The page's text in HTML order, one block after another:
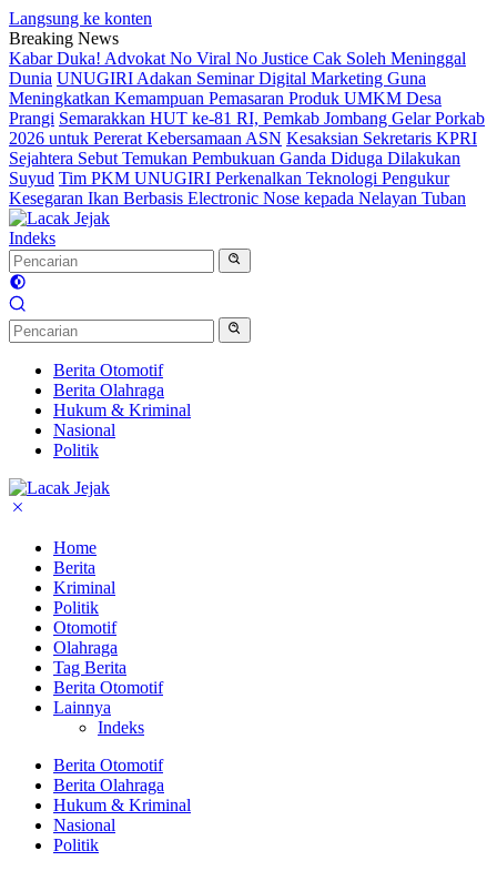
Langsung ke konten
Breaking News
Kabar Duka! Advokat No Viral No Justice Cak Soleh Meninggal
Dunia UNUGIRI Adakan Seminar Digital Marketing Guna
Meningkatkan Kemampuan Pemasaran Produk UMKM Desa
Prangi Semarakkan HUT ke-81 RI, Pemkab Jombang Gelar Porkab
2026 untuk Pererat Kebersamaan ASN Kesaksian Sekretaris KPRI
Sejahtera Sebut Temukan Pembukuan Ganda Diduga Dilakukan
Suyud Tim PKM UNUGIRI Perkenalkan Teknologi Pengukur
Kesegaran Ikan Berbasis Electronic Nose kepada Nelayan Tuban
Indeks
Berita Otomotif
Berita Olahraga
Hukum & Kriminal
Nasional
Politik
Home
Berita
Kriminal
Politik
Otomotif
Olahraga
Tag Berita
Berita Otomotif
Lainnya
Indeks
Berita Otomotif
Berita Olahraga
Hukum & Kriminal
Nasional
Politik